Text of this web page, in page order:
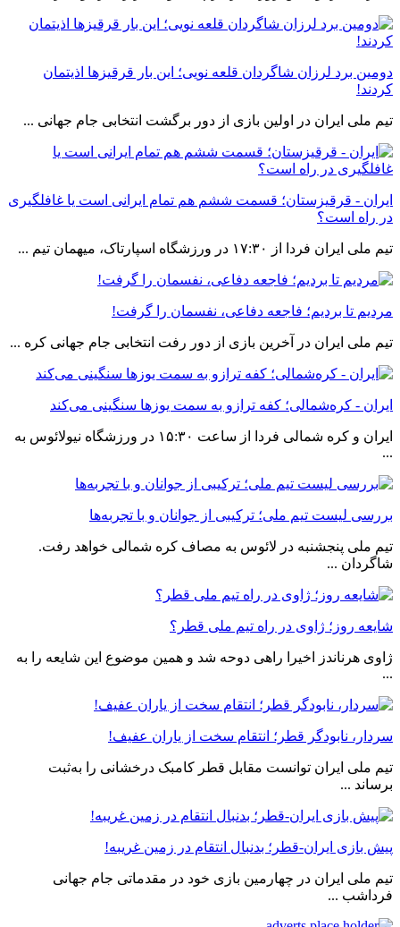
دومین برد لرزان شاگردان قلعه نویی؛ این بار قرقیزها اذیتمان
کردند!
تیم ملی ایران در اولین بازی از دور برگشت انتخابی جام جهانی ...
ایران - قرقیزستان؛ قسمت ششم هم تمام ایرانی است یا غافلگیری
در راه است؟
تیم ملی ایران فردا از ١٧:٣٠ در ورزشگاه اسپارتاک، میهمان تیم ...
مردیم تا بردیم؛ فاجعه دفاعی، نفسمان را گرفت!
تیم ملی ایران در آخرین بازی از دور رفت انتخابی جام جهانی کره ...
ایران - کره‌شمالی؛ کفه ترازو به سمت یوزها سنگینی می‌کند
ایران و کره شمالی فردا از ساعت ١۵:٣٠ در ورزشگاه نیولائوس به
...
بررسی لیست تیم ملی؛ ترکیبی از جوانان و با تجربه‌ها
تیم ملی پنجشنبه در لائوس به مصاف کره شمالی خواهد رفت.
شاگردان ...
شایعه روز؛ ژاوی در راه تیم ملی قطر؟
ژاوی هرناندز اخیرا راهی دوحه شد و همین موضوع این شایعه را به
...
سردار، نابودگر قطر؛ انتقام سخت از یاران عفیف!
تیم ملی ایران توانست مقابل قطر کامبک درخشانی را به‌ثبت
برساند ...
پیش بازی ایران-قطر؛ بدنبال انتقام در زمین غریبه!
تیم ملی ایران در چهارمین بازی خود در مقدماتی جام جهانی
فرداشب ...